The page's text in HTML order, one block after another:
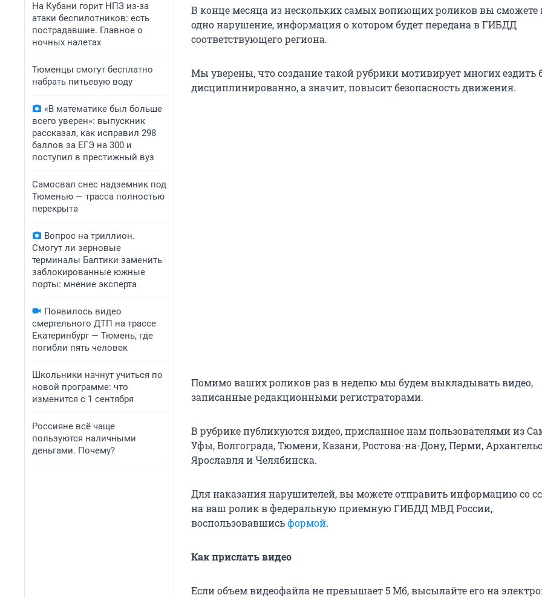
На Кубани горит НПЗ из-за
атаки беспилотников: есть
пострадавшие. Главное о
ночных налетах
Тюменцы смогут бесплатно
набрать питьевую воду
«В математике был больше
всего уверен»: выпускник
рассказал, как исправил 298
баллов за ЕГЭ на 300 и
поступил в престижный вуз
Самосвал снес надземник под
Тюменью — трасса полностью
перекрыта
Вопрос на триллион.
Смогут ли зерновые
терминалы Балтики заменить
заблокированные южные
порты: мнение эксперта
Появилось видео
смертельного ДТП на трассе
Екатеринбург — Тюмень, где
погибли пять человек
Школьники начнут учиться по
новой программе: что
изменится с 1 сентября
Россияне всё чаще
пользуются наличными
деньгами. Почему?
В конце месяца из нескольких самых вопиющих роликов вы сможете
одно нарушение, информация о котором будет передана в ГИБДД
соответствующего региона.
Мы уверены, что создание такой рубрики мотивирует многих ездить
дисциплинированно, а значит, повысит безопасность движения.
Помимо ваших роликов раз в неделю мы будем выкладывать видео,
записанные редакционными регистраторами.
В рубрике публикуются видео, присланное нам пользователями из
Уфы, Волгограда, Тюмени, Казани, Ростова-на-Дону, Перми,
Ярославля и Челябинска.
Для наказания нарушителей, вы можете отправить информацию со
на ваш ролик в федеральную приемную ГИБДД МВД России,
воспользовавшисьформой.
Как прислать видео
Если объем видеофайла не превышает 5 Мб, высылайте его на